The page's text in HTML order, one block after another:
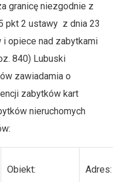
granicę niezgodnie z
pkt 2 ustawy z dnia 23
i opiece nad zabytkami
840) Lubuski
zawiadamia o
zabytków kart
nieruchomych
Obiekt: Adres: